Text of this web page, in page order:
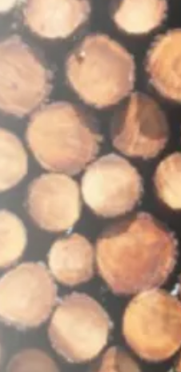
oliën samengesteld. Beleef de
en tender kunt u op zeer
tijdens uw verblijf in
in uw privésauna.